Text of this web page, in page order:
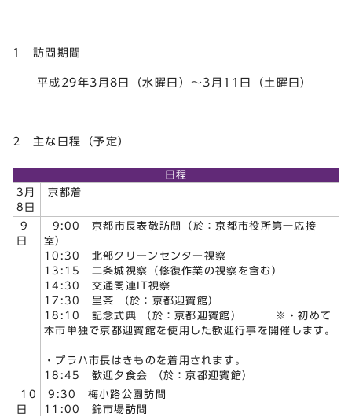
1 訪問期間
平成29年3月8日（水曜日）～3月11日（土曜日）
2 主な日程（予定）
日程
3月
8日
京都着
9
日
9:00 京都市長表敬訪問（於：京都市役所第一応接
室）
10:30 北部クリーンセンター視察
13:15 二条城視察（修復作業の視察を含む）
14:30 交通関連IT視察
17:30 呈茶 （於：京都迎賓館）
18:10 記念式典 （於：京都迎賓館） ※・初めて
本市単独で京都迎賓館を使用した歓迎行事を開催します。
・プラハ市長はきものを着用されます。
18:45 歓迎夕食会 （於：京都迎賓館）
10
日
9:30 梅小路公園訪問
11:00 錦市場訪問